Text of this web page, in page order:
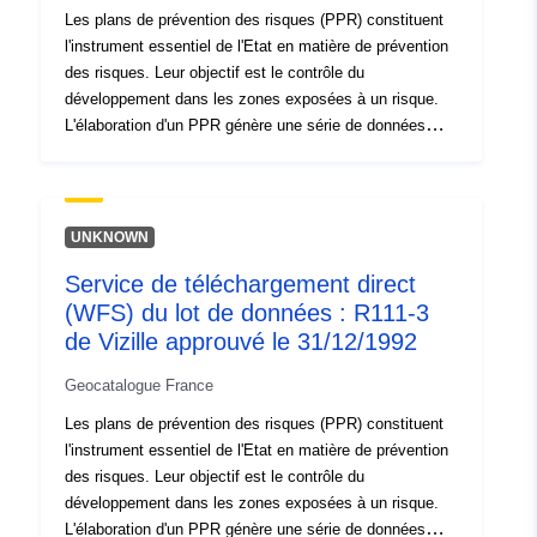
soumises à interdictions ou prescriptions. Les données
ont un caractère informatif, seuls les documents papiers
disposant du visa de la préfecture font foi.
Les plans de prévention des risques (PPR) constituent
l'instrument essentiel de l'Etat en matière de prévention
des risques. Leur objectif est le contrôle du
développement dans les zones exposées à un risque.
L'élaboration d'un PPR génère une série de données
géographiques contenant les : - périmètre d'exposition
aux risques, - zones réglementées du plan une fois
"zones d'interdiction de construire", dites "zones
rouges", lorsque la règle générale est l'interdiction de
construire ; les "zones soumises à prescriptions", dites
prescriptions adaptées au type d'enjeu et d'aléa et les
zones non directement exposées aux risques mais
soumises à interdictions ou prescriptions. Les données
ont un caractère informatif, seuls les documents papiers
disposant du visa de la préfecture font foi.
UNKNOWN
Service de téléchargement direct
(WFS) du lot de données : R111-3
de Vizille approuvé le 31/12/1992
Geocatalogue France
Les plans de prévention des risques (PPR) constituent
l'instrument essentiel de l'Etat en matière de prévention
des risques. Leur objectif est le contrôle du
développement dans les zones exposées à un risque.
L'élaboration d'un PPR génère une série de données